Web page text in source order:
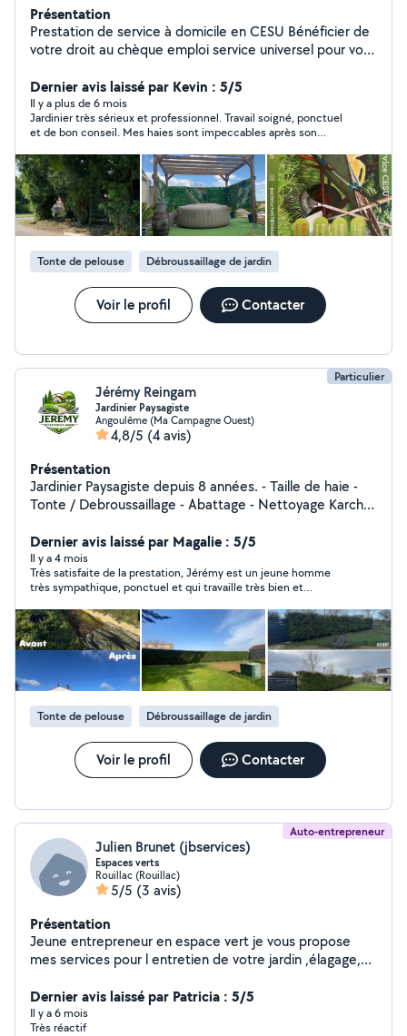
Présentation
Prestation de service à domicile en CESU Bénéficier de
votre droit au chèque emploi service universel pour vos
extérieurs
Dernier avis laissé par Kevin : 5/5
Il y a plus de 6 mois
Jardinier très sérieux et professionnel. Travail soigné, ponctuel
et de bon conseil. Mes haies sont impeccables après son
Tonte de pelouse Débroussaillage de jardin
Voir le profil Contacter
Particulier
Jérémy Reingam
Jardinier Paysagiste
Angoulême (Ma Campagne Ouest)
4,8/5 (4 avis)
Présentation
Jardinier Paysagiste depuis 8 années. - Taille de haie -
Tonte / Debroussaillage - Abattage - Nettoyage Karcher
Sérieux, soigné et à l'écoute de vos besoins, je
m'adapte à chaque demande, que ce soit pour un
entretien ponctuel ou régulier. Mon objectif : un jardin
propre, entretenu et agréable à vivre.
Dernier avis laissé par Magalie : 5/5
Il y a 4 mois
Très satisfaite de la prestation, Jérémy est un jeune homme
très sympathique, ponctuel et qui travaille très bien et
Tonte de pelouse Débroussaillage de jardin
Voir le profil Contacter
Auto-entrepreneur
Julien Brunet (jbservices)
Espaces verts
Rouillac (Rouillac)
5/5 (3 avis)
Présentation
Jeune entrepreneur en espace vert je vous propose
mes services pour l entretien de votre jardin ,élagage,
Dernier avis laissé par Patricia : 5/5
Il y a 6 mois
Très réactif